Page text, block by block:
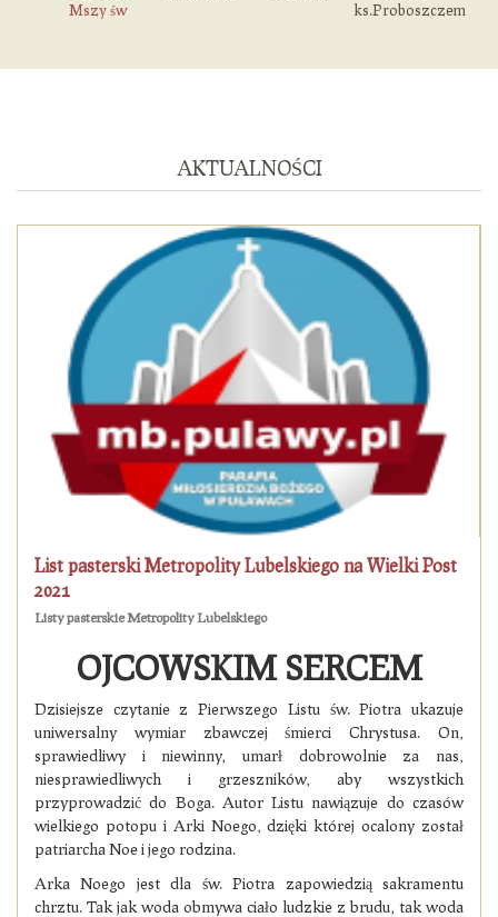
Mszy św
ks.Proboszczem
AKTUALNOŚCI
List pasterski Metropolity Lubelskiego na Wielki Post
2021
Listy pasterskie Metropolity Lubelskiego
OJCOWSKIM SERCEM
Dzisiejsze czytanie z Pierwszego Listu św. Piotra ukazuje
uniwersalny wymiar zbawczej śmierci Chrystusa. On,
sprawiedliwy i niewinny, umarł dobrowolnie za nas,
niesprawiedliwych i grzeszników, aby wszystkich
przyprowadzić do Boga. Autor Listu nawiązuje do czasów
wielkiego potopu i Arki Noego, dzięki której ocalony został
patriarcha Noe i jego rodzina.
Arka Noego jest dla św. Piotra zapowiedzią sakramentu
chrztu. Tak jak woda obmywa ciało ludzkie z brudu, tak woda